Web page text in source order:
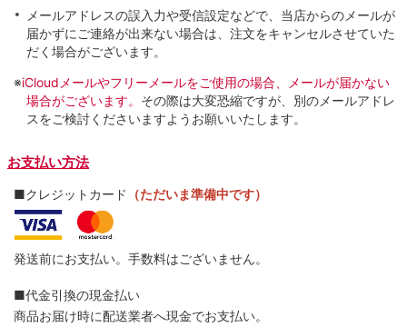
メールアドレスの誤入力や受信設定などで、当店からのメールが
届かずにご連絡が出来ない場合は、注文をキャンセルさせていた
だく場合がございます。
※iCloudメールやフリーメールをご使用の場合、メールが届かない
場合がございます。 その際は大変恐縮ですが、別のメールアドレ
スをご検討くださいますようお願いいたします。
お支払い方法
■クレジットカード （ただいま準備中です）
発送前にお支払い。手数料はございません。
■代金引換の現金払い
商品お届け時に配送業者へ現金でお支払い。